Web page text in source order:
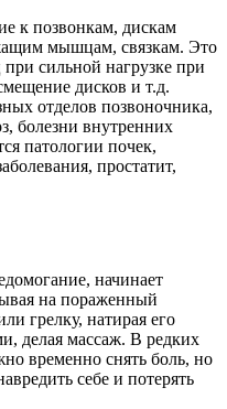
к позвонкам, дискам
мышцам, связкам. Это
сильной нагрузке при
дисков и т.д.
отделов позвоночника,
болезни внутренних
патологии почек,
простатит,
начинает
на пораженный
грелку, натирая его
делая массаж. В редких
временно снять боль, но
себе и потерять